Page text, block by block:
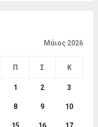
Μάιος 2026
Π Σ Κ
1 2 3
8 9 10